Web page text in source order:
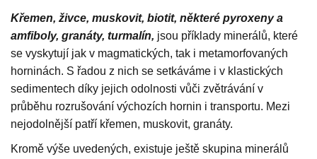
Křemen, živce, muskovit, biotit, některé pyroxeny a
amfiboly, granáty, turmalín, jsou příklady minerálů, které
se vyskytují jak v magmatických, tak i metamorfovaných
horninách. S řadou z nich se setkáváme i v klastických
sedimentech díky jejich odolnosti vůči zvětrávání v
průběhu rozrušování výchozích hornin i transportu. Mezi
nejodolnější patří křemen, muskovit, granáty.
Kromě výše uvedených, existuje ještě skupina minerálů